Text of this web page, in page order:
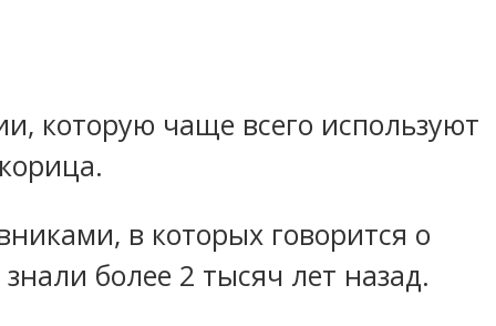
которую чаще всего используют
в которых говорится о
более 2 тысяч лет назад.